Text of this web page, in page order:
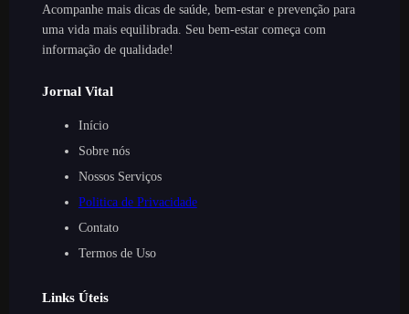
Acompanhe mais dicas de saúde, bem-estar e prevenção para
uma vida mais equilibrada. Seu bem-estar começa com
informação de qualidade!
Jornal Vital
Início
Sobre nós
Nossos Serviços
Politica de Privacidade
Contato
Termos de Uso
Links Úteis